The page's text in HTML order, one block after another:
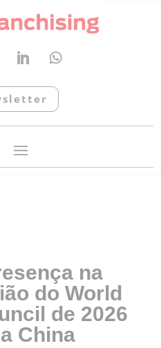
na
do World
de 2026
China